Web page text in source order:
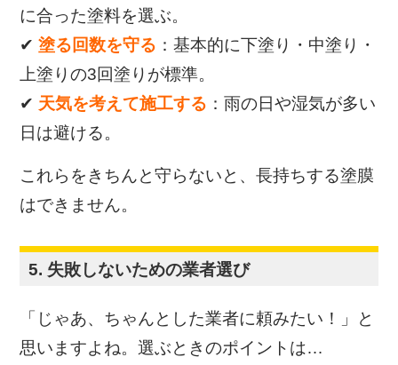
に合った塗料を選ぶ。
✔塗る回数を守る ：基本的に下塗り・中塗り・
上塗りの3回塗りが標準。
✔ 天気を考えて施工する ：雨の日や湿気が多い
日は避ける。
これらをきちんと守らないと、長持ちする塗膜
はできません。
5. 失敗しないための業者選び
「じゃあ、ちゃんとした業者に頼みたい！」と
思いますよね。選ぶときのポイントは…